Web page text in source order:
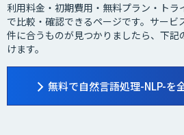
利用料金・初期費用・無料プラン・ト
で比較・確認できるページです。サービ
件に合うものが見つかりましたら、下記
けます。
無料で自然言語処理-NLP-を